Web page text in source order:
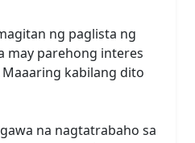
ng paglista ng
may parehong interes
kabilang dito
na nagtatrabaho sa